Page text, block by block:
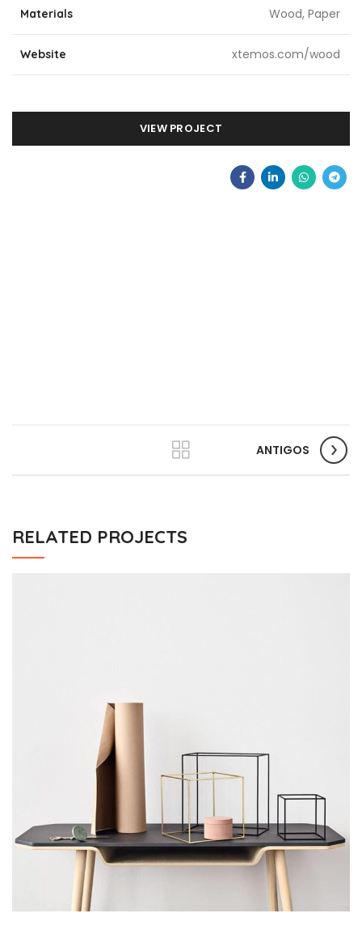
Materials Wood, Paper
Website xtemos.com/wood
VIEW PROJECT
ANTIGOS
RELATED PROJECTS